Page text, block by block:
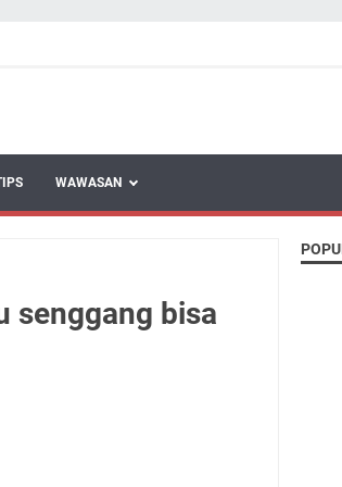
WAWASAN
senggang bisa